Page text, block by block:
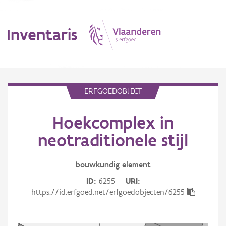
Inventaris
Aanduidingsobject
ERFGOEDOBJECT
Hoekcomplex in
neotraditionele stijl
bouwkundig element
ID 6255
URI
https://id.erfgoed.net/erfgoedobjecten/6255